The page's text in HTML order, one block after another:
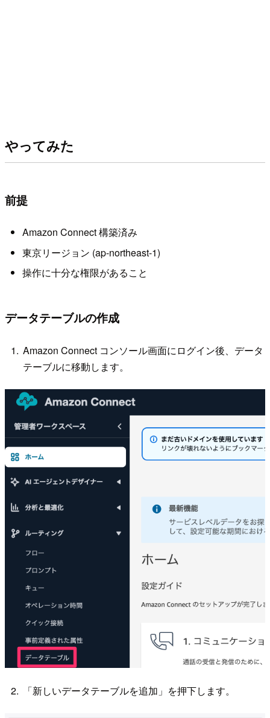
やってみた
前提
Amazon Connect 構築済み
東京リージョン (ap-northeast-1)
操作に十分な権限があること
データテーブルの作成
Amazon Connect コンソール画面にログイン後、データ
テーブルに移動します。
「新しいデータテーブルを追加」を押下します。